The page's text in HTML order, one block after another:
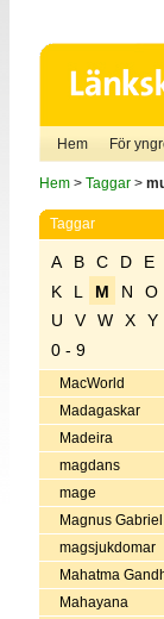
Hem För
Hem> Taggar>
Taggar
A B C D E
K
L M N O
U
V W X Y
0 - 9
MacWorld
Madagaskar
Madeira
magdans
mage
Magnus
magsjukdomar
Mahatma
Mahayana